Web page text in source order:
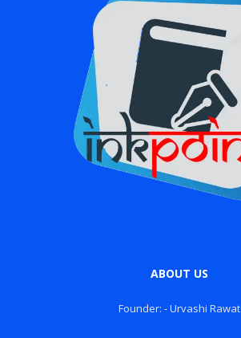
ABOUT US
Founder: - Urvashi Rawat